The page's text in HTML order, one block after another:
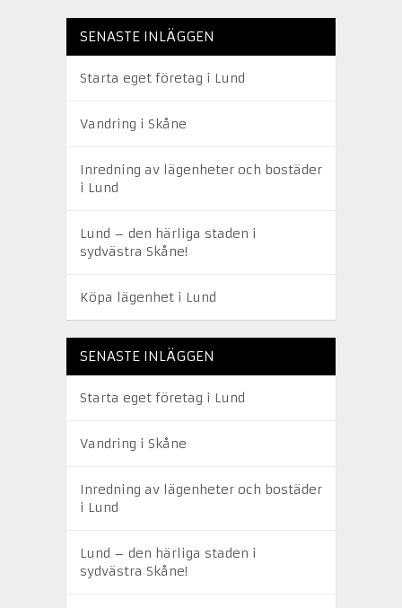
SENASTE INLÄGGEN
Starta eget företag i Lund
Vandring i Skåne
Inredning av lägenheter och bostäder
i Lund
Lund – den härliga staden i
sydvästra Skåne!
Köpa lägenhet i Lund
SENASTE INLÄGGEN
Starta eget företag i Lund
Vandring i Skåne
Inredning av lägenheter och bostäder
i Lund
Lund – den härliga staden i
sydvästra Skåne!